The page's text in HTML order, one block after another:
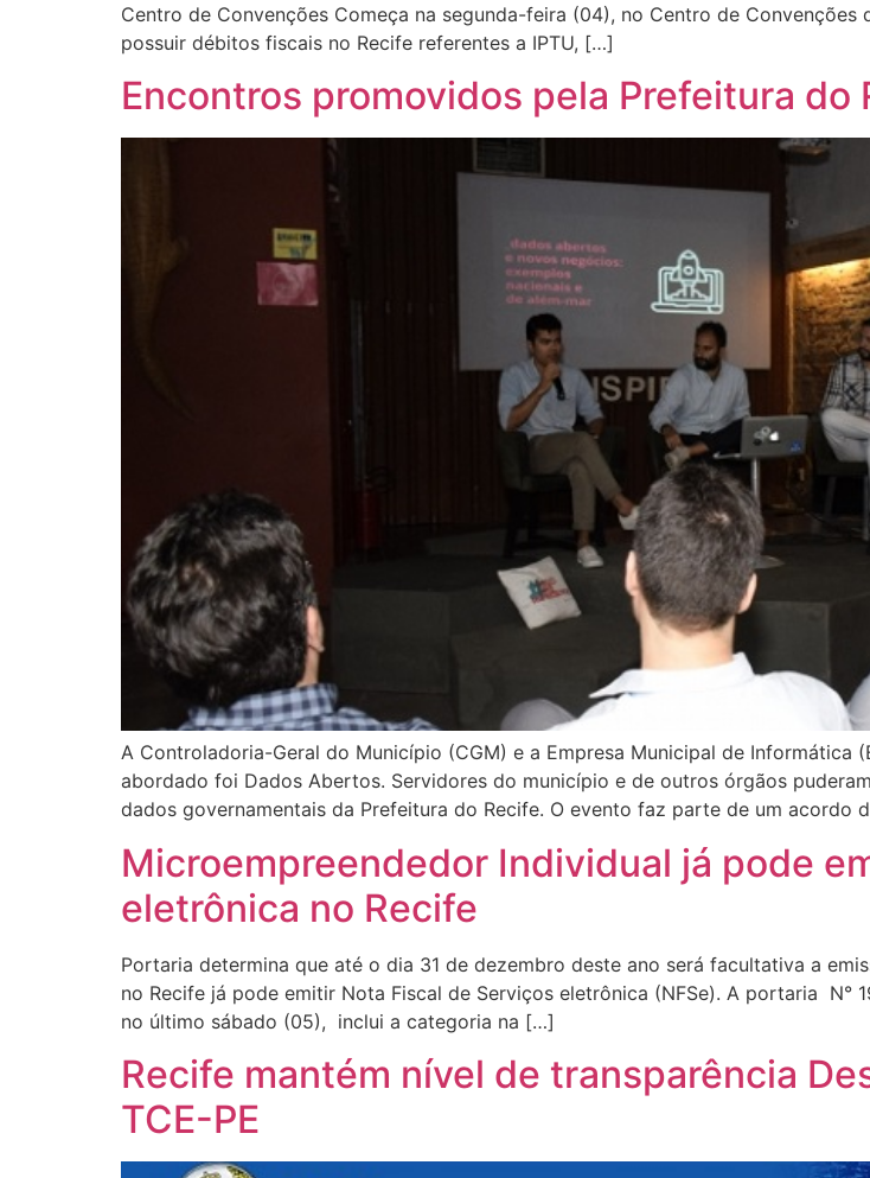
Centro de Convenções Começa na segunda-feira (04), no Centro de
possuir débitos fiscais no Recife referentes a IPTU, […]
Encontros promovidos pela Prefeitura
A Controladoria-Geral do Município (CGM) e a Empresa Municipal de Informática
abordado foi Dados Abertos. Servidores do município e de outros órgãos
dados governamentais da Prefeitura do Recife. O evento faz parte de um acordo
Microempreendedor Individual já pode
eletrônica no Recife
Portaria determina que até o dia 31 de dezembro deste ano será facultativa a
no Recife já pode emitir Nota Fiscal de Serviços eletrônica (NFSe). A portaria N°
no último sábado (05), inclui a categoria na […]
Recife mantém nível de transparência
TCE-PE